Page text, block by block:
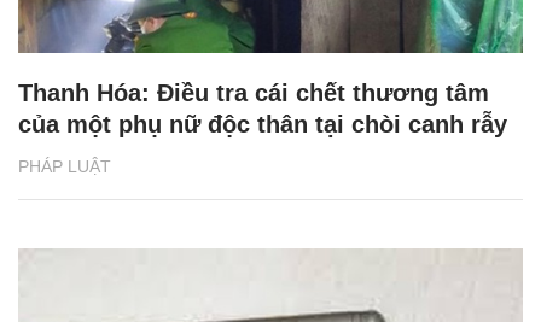
PHÁP LUẬT
Thanh Hóa: Điều tra cái chết thương tâm
của một phụ nữ độc thân tại chòi canh rẫy